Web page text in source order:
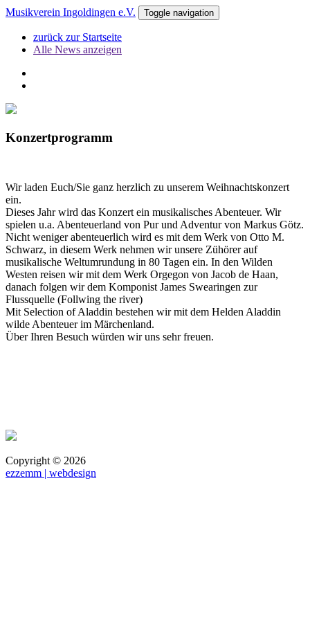
Musikverein Ingoldingen e.V. Toggle navigation
zurück zur Startseite
Alle News anzeigen
Konzertprogramm
Wir laden Euch/Sie ganz herzlich zu unserem Weihnachtskonzert
ein.
Dieses Jahr wird das Konzert ein musikalisches Abenteuer. Wir
spielen u.a. Abenteuerland von Pur und Adventur von Markus Götz.
Nicht weniger abenteuerlich wird es mit dem Werk von Otto M.
Schwarz, in diesem Werk nehmen wir unsere Zühörer auf
musikalische Weltumrundung in 80 Tagen ein. In den Wilden
Westen reisen wir mit dem Werk Orgegon von Jacob de Haan,
danach folgen wir dem Komponist James Swearingen zur
Flussquelle (Follwing the river)
Mit Selection of Aladdin bestehen wir mit dem Helden Aladdin
wilde Abenteuer im Märchenland.
Über Ihren Besuch würden wir uns sehr freuen.
Copyright © 2026
ezzemm | webdesign